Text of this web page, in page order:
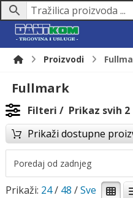
Proizvodi
Fullmark
Filteri
Prikaz svih 2
Prikaži dostupne
Prikaži: 24/ 48 /